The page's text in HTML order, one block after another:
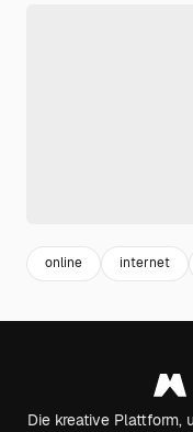
online internet
Die kreative Plattform,